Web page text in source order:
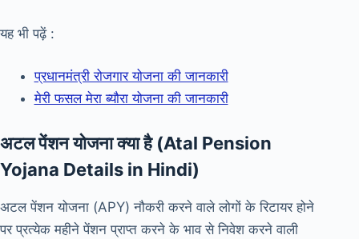
यह भी पढ़ें :
प्रधानमंत्री रोजगार योजना की जानकारी
मेरी फसल मेरा ब्यौरा योजना की जानकारी
अटल पेंशन योजना क्या है (Atal Pension
Yojana Details in Hindi)
अटल पेंशन योजना (APY) नौकरी करने वाले लोगों के रिटायर होने
पर प्रत्येक महीने पेंशन प्राप्त करने के भाव से निवेश करने वाली